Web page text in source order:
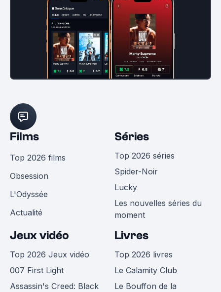
Films
Top 2026 films
Obsession
L'Odyssée
Actualité
Séries
Top 2026 séries
Spider-Noir
Lucky
Les nouvelles séries du
moment
Jeux vidéo
Top 2026 Jeux vidéo
007 First Light
Assassin's Creed: Black
Livres
Top 2026 livres
Le Calamity Club
Le Bouffon de la